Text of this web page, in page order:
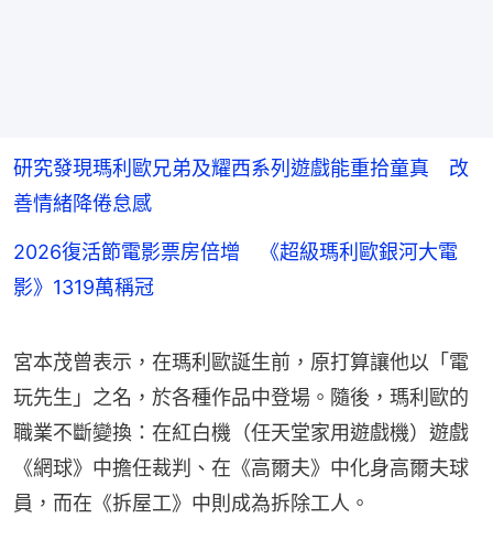
研究發現瑪利歐兄弟及耀西系列遊戲能重拾童真 改
善情緒降倦怠感
2026復活節電影票房倍增 《超級瑪利歐銀河大電
影》1319萬稱冠
宮本茂曾表示，在瑪利歐誕生前，原打算讓他以「電
玩先生」之名，於各種作品中登場。隨後，瑪利歐的
職業不斷變換：在紅白機（任天堂家用遊戲機）遊戲
《網球》中擔任裁判、在《高爾夫》中化身高爾夫球
員，而在《拆屋工》中則成為拆除工人。